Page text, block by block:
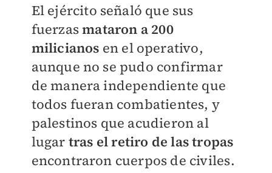
El ejército señaló que sus
fuerzasmataron a 200
milicianos en el operativo,
aunque no se pudo confirmar
de manera independiente que
todos fueran combatientes, y
palestinos que acudieron al
lugar tras el retiro de las tropas
encontraron cuerpos de civiles.